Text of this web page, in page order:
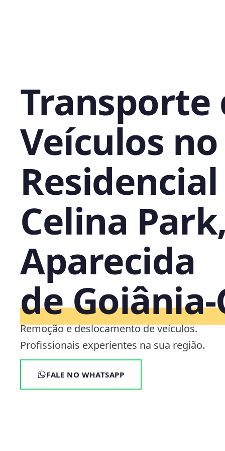
Transporte
Veículos no
Residencial
Celina
Aparecida
de
Remoção e deslocamento de veículos.
Profissionais experientes na sua região.
FALE NO WHATSAPP